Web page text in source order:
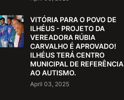
VITÓRIA PARA O POVO DE
ILHÉUS - PROJETO DA
VEREADORA RÚBIA
CARVALHO É APROVADO!
ILHÉUS TERÁ CENTRO
MUNICIPAL DE REFERÊNCIA
AO AUTISMO.
April 03, 2025